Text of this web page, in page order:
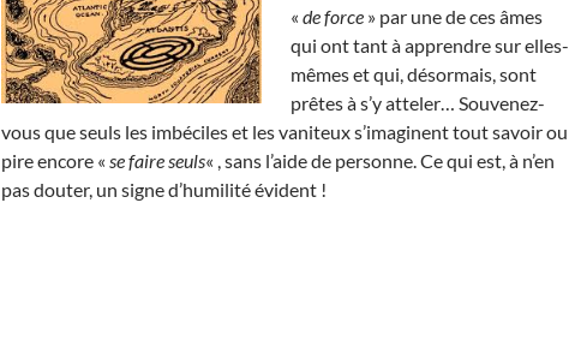
« de force » par une de ces âmes
qui ont tant à apprendre sur elles-
mêmes et qui, désormais, sont
prêtes à s’y atteler… Souvenez-
vous que seuls les imbéciles et les vaniteux s’imaginent tout savoir ou
pire encore « se faire seuls« , sans l’aide de personne. Ce qui est, à n’en
pas douter, un signe d’humilité évident !